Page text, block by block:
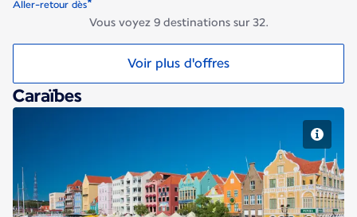
Aller-retour dès*
Vous voyez 9 destinations sur 32.
Voir plus d'offres
Caraïbes
Curacao